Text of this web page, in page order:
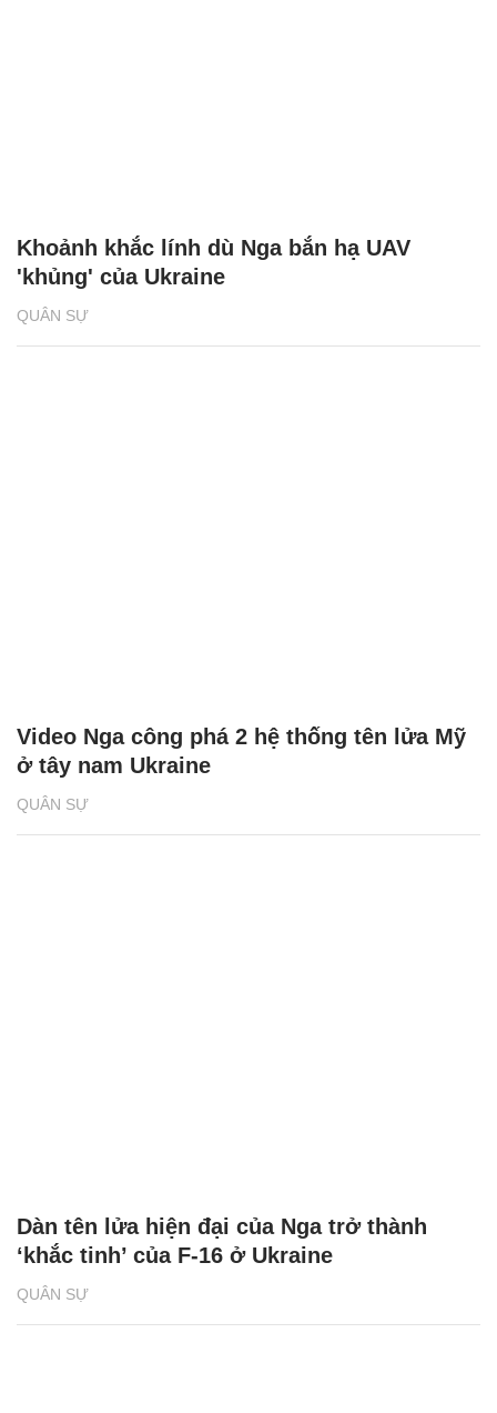
QUÂN SỰ
Khoảnh khắc lính dù Nga bắn hạ UAV
'khủng' của Ukraine
QUÂN SỰ
Video Nga công phá 2 hệ thống tên lửa Mỹ
ở tây nam Ukraine
QUÂN SỰ
Dàn tên lửa hiện đại của Nga trở thành
‘khắc tinh’ của F-16 ở Ukraine